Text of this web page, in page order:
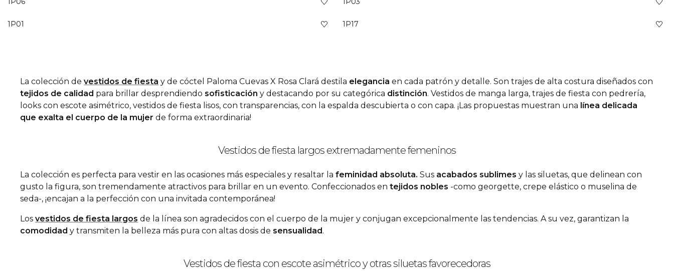
1P01 1P17
La colección devestidos de fiesta y de cóctel Paloma Cuevas X Rosa Clará destila elegancia en cada patrón y detalle. Son trajes de alta costura diseñados con
tejidos de calidad para brillar desprendiendo sofisticación y destacando por su categórica distinción. Vestidos de manga larga, trajes de fiesta con pedrería,
looks con escote asimétrico, vestidos de fiesta lisos, con transparencias, con la espalda descubierta o con capa. ¡Las propuestas muestran una línea delicada
que exalta el cuerpo de la mujerde forma extraordinaria!
Vestidos de fiesta largos extremadamente femeninos
La colección es perfecta para vestir en las ocasiones más especiales y resaltar lafeminidad absoluta.Sus acabados sublimesy las siluetas, que delinean con
gusto la figura, son tremendamente atractivos para brillar en un evento. Confeccionados entejidos nobles -comogeorgette, crepe elástico o muselina de
seda-, ¡encajan a la perfección con una invitada contemporánea!
Losvestidos de fiesta largos de la línea son agradecidos con el cuerpo de la mujer y conjugan excepcionalmente las tendencias. A su vez, garantizan la
comodidady transmiten la belleza más pura con altas dosis de sensualidad.
Vestidos de fiesta con escote asimétrico y otras siluetas favorecedoras